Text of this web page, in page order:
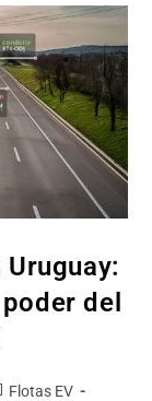
del
Flotas EV